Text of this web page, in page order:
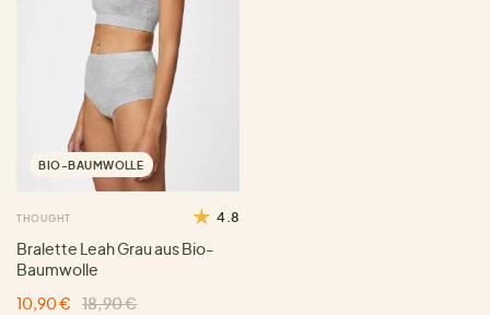
BIO-BAUMWOLLE
THOUGHT 4.8
Bralette Leah Grau aus Bio-
Baumwolle
10,90 €
18,90 €